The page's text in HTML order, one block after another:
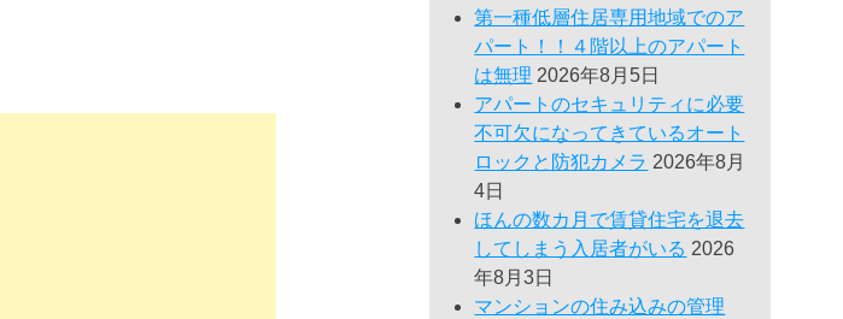
第一種低層住居専用地域でのア
パート！！４階以上のアパート
は無理 2026年8月5日
アパートのセキュリティに必要
不可欠になってきているオート
ロックと防犯カメラ 2026年8月
4日
ほんの数カ月で賃貸住宅を退去
してしまう入居者がいる 2026
年8月3日
マンションの住み込みの管理